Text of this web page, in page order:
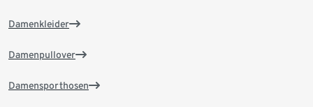
Damenkleider
Damenpullover
Damensporthosen